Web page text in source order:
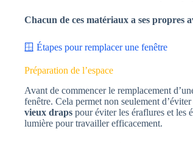
Chacun de ces matériaux a ses propres
🪟 Étapes pour remplacer une fenêtre
Préparation de l’espace
Avant de commencer le remplacement
fenêtre. Cela permet non seulement
vieux draps pour éviter les éraflures et les
lumière pour travailler efficacement.